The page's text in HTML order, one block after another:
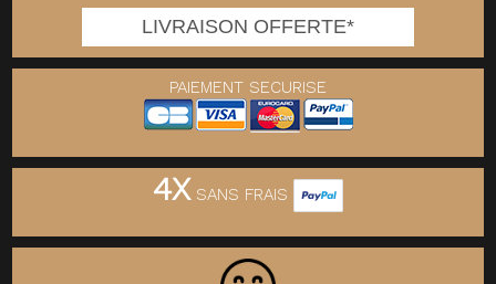
LIVRAISON OFFERTE*
PAIEMENT SECURISE
4XSANS FRAIS